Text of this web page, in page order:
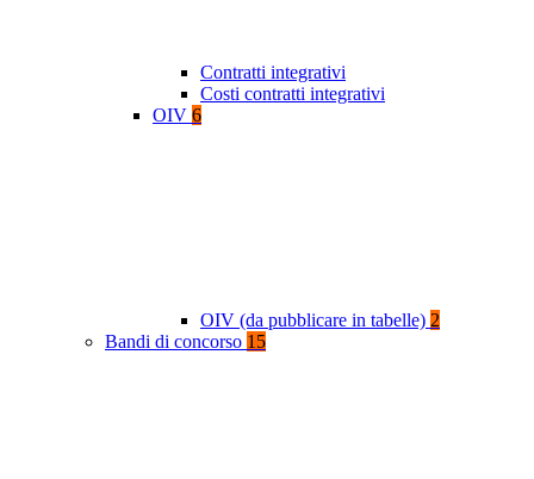
Contratti integrativi
Costi contratti integrativi
OIV 6
OIV (da pubblicare in tabelle) 2
Bandi di concorso 15